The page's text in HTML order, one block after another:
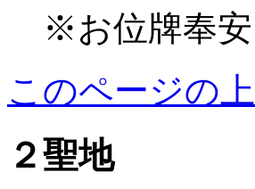
※お位牌奉
このページの
２聖地